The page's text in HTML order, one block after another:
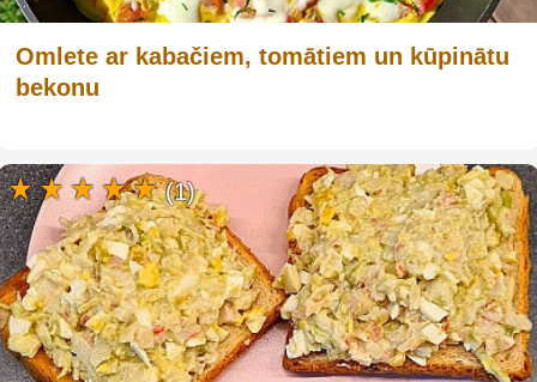
Omlete ar kabačiem, tomātiem un kūpinātu
bekonu
(1)